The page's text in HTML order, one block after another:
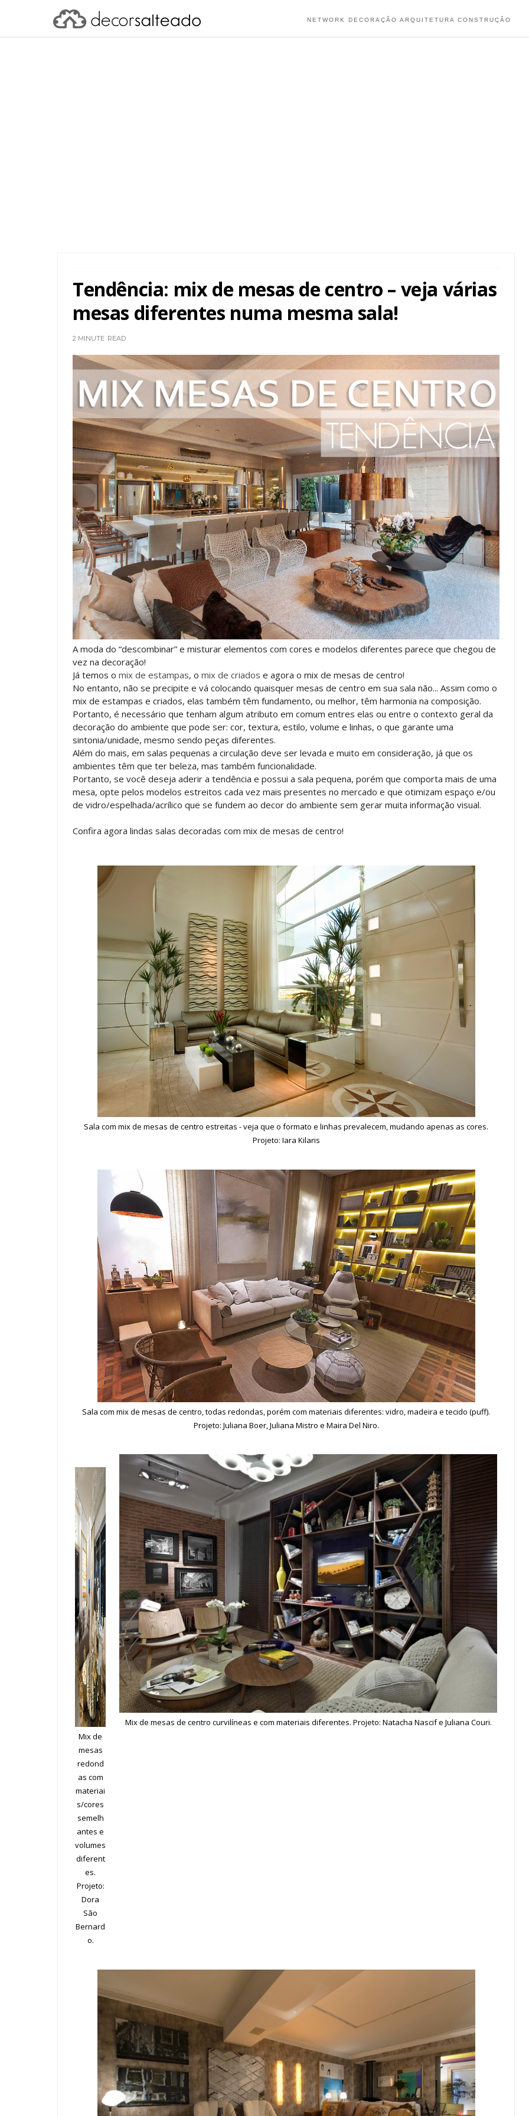
NETWORK DECORAÇÃO ARQUITETURA CONSTRUÇÃO
Tendência: mix de mesas de centro – veja várias
mesas diferentes numa mesma sala!
2 MINUTE READ
A moda do “descombinar” e misturar elementos com cores e modelos diferentes parece que chegou de
vez na decoração!
Já temos o mix de estampas, o mix de criados e agora o mix de mesas de centro!
No entanto, não se precipite e vá colocando quaisquer mesas de centro em sua sala não... Assim como o
mix de estampas e criados, elas também têm fundamento, ou melhor, têm harmonia na composição.
Portanto, é necessário que tenham algum atributo em comum entres elas ou entre o contexto geral da
decoração do ambiente que pode ser: cor, textura, estilo, volume e linhas, o que garante uma
sintonia/unidade, mesmo sendo peças diferentes.
Além do mais, em salas pequenas a circulação deve ser levada e muito em consideração, já que os
ambientes têm que ter beleza, mas também funcionalidade.
Portanto, se você deseja aderir a tendência e possui a sala pequena, porém que comporta mais de uma
mesa, opte pelos modelos estreitos cada vez mais presentes no mercado e que otimizam espaço e/ou
de vidro/espelhada/acrílico que se fundem ao decor do ambiente sem gerar muita informação visual.
Confira agora lindas salas decoradas com mix de mesas de centro!
Sala com mix de mesas de centro estreitas - veja que o formato e linhas prevalecem, mudando apenas as cores.
Projeto: Iara Kilaris
Sala com mix de mesas de centro, todas redondas, porém com materiais diferentes: vidro, madeira e tecido (puff).
Projeto: Juliana Boer, Juliana Mistro e Maira Del Niro.
Mix de mesas de centro curvilíneas e com materiais diferentes. Projeto: Natacha Nascif e Juliana Couri.
Mix de
mesas
redond
as com
materiai
s/cores
semelh
antes e
volumes
diferent
es.
Projeto:
Dora
São
Bernard
o.